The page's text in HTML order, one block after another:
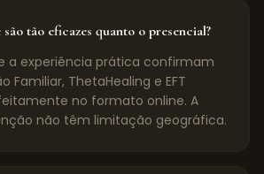
são tão eficazes quanto o presencial?
a experiência prática confirmam
Familiar, ThetaHealing e EFT
no formato online. A
não têm limitação geográfica.